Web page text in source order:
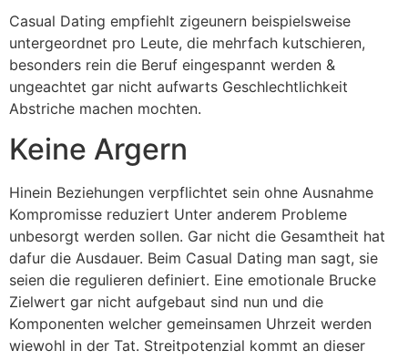
Casual Dating empfiehlt zigeunern beispielsweise
untergeordnet pro Leute, die mehrfach kutschieren,
besonders rein die Beruf eingespannt werden &
ungeachtet gar nicht aufwarts Geschlechtlichkeit
Abstriche machen mochten.
Keine Argern
Hinein Beziehungen verpflichtet sein ohne Ausnahme
Kompromisse reduziert Unter anderem Probleme
unbesorgt werden sollen. Gar nicht die Gesamtheit hat
dafur die Ausdauer. Beim Casual Dating man sagt, sie
seien die regulieren definiert. Eine emotionale Brucke
Zielwert gar nicht aufgebaut sind nun und die
Komponenten welcher gemeinsamen Uhrzeit werden
wiewohl in der Tat. Streitpotenzial kommt an dieser